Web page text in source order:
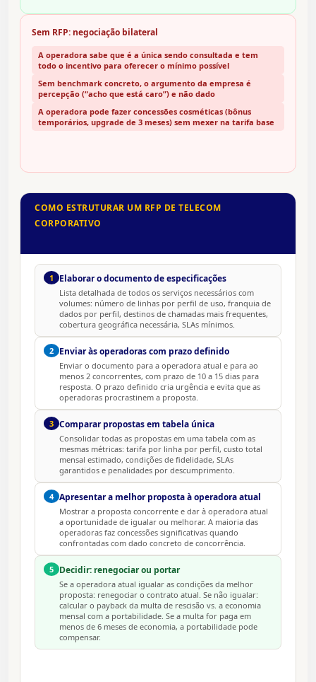
Sem RFP: negociação bilateral
A operadora sabe que é a única sendo consultada e tem
todo o incentivo para oferecer o mínimo possível
Sem benchmark concreto, o argumento da empresa é
percepção (“acho que está caro”) e não dado
A operadora pode fazer concessões cosméticas (bônus
temporários, upgrade de 3 meses) sem mexer na tarifa base
COMO ESTRUTURAR UM RFP DE TELECOM
CORPORATIVO
1 Elaborar o documento de especificações
Lista detalhada de todos os serviços necessários com
volumes: número de linhas por perfil de uso, franquia de
dados por perfil, destinos de chamadas mais frequentes,
cobertura geográfica necessária, SLAs mínimos.
2 Enviar às operadoras com prazo definido
Enviar o documento para a operadora atual e para ao
menos 2 concorrentes, com prazo de 10 a 15 dias para
resposta. O prazo definido cria urgência e evita que as
operadoras procrastinem a proposta.
3 Comparar propostas em tabela única
Consolidar todas as propostas em uma tabela com as
mesmas métricas: tarifa por linha por perfil, custo total
mensal estimado, condições de fidelidade, SLAs
garantidos e penalidades por descumprimento.
4 Apresentar a melhor proposta à operadora atual
Mostrar a proposta concorrente e dar à operadora atual
a oportunidade de igualar ou melhorar. A maioria das
operadoras faz concessões significativas quando
confrontadas com dado concreto de concorrência.
5 Decidir: renegociar ou portar
Se a operadora atual igualar as condições da melhor
proposta: renegociar o contrato atual. Se não igualar:
calcular o payback da multa de rescisão vs. a economia
mensal com a portabilidade. Se a multa for paga em
menos de 6 meses de economia, a portabilidade pode
compensar.